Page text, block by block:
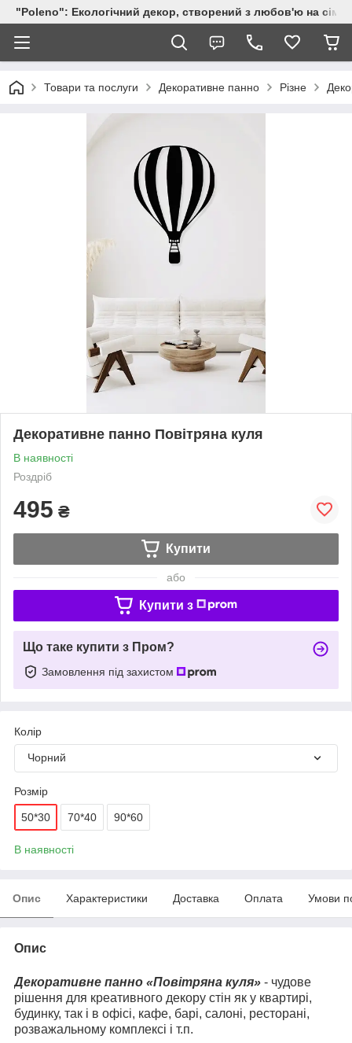
"Poleno": Екологічний декор, створений з любов'ю на
Товари та послуги Декоративне панно Різне
Декоративне панно Повітряна куля
В наявності
Роздріб
495 ₴
Купити
або
Купити з
Що таке купити з Пром?
Замовлення під захистом
Колір
Чорний
Розмір
50*30 70*40 90*60
В наявності
Опис Характеристики Доставка Оплата Умови
Опис
Декоративне панно «Повітряна куля» - чудове
рішення для креативного декору стін як у квартирі,
будинку, так і в офісі, кафе, барі, салоні, ресторані,
розважальному комплексі і т.п.